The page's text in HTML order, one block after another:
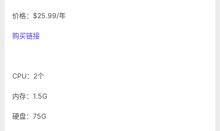
价格：$25.99/年
购买链接
CPU：2个
内存：1.5G
硬盘：75G